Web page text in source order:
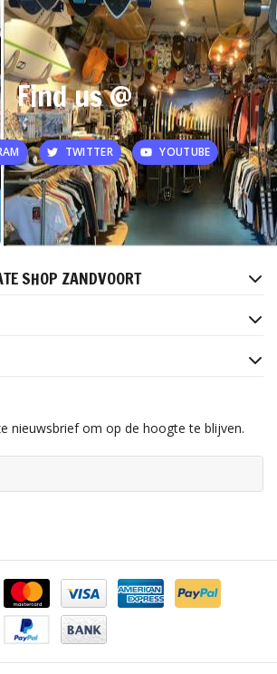
Find us @
TWITTER YOUTUBE
SHOP ZANDVOORT
nieuwsbrief om op de hoogte te blijven.